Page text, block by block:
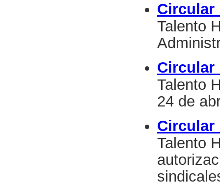
Circular
Talento
Circular
Talento
24 de
Circular
Talento